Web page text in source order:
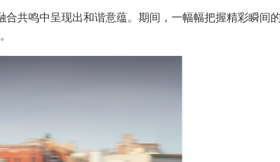
合共鸣中呈现出和谐意蕴。期间，一幅幅把握精彩瞬间